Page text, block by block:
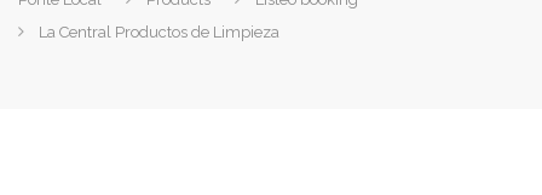
La Central Productos de Limpieza